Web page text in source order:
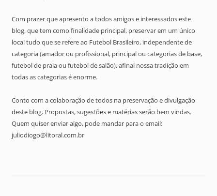
Com prazer que apresento a todos amigos e interessados este
blog, que tem como finalidade principal, preservar em um único
local tudo que se refere ao Futebol Brasileiro, independente de
categoria (amador ou profissional, principal ou categorias de base,
futebol de praia ou futebol de salão), afinal nossa tradição em
todas as categorias é enorme.
Conto com a colaboração de todos na preservação e divulgação
deste blog. Propostas, sugestões e matérias serão bem vindas.
Quem quiser enviar algo, pode mandar para o email:
juliodiogo@litoral.com.br